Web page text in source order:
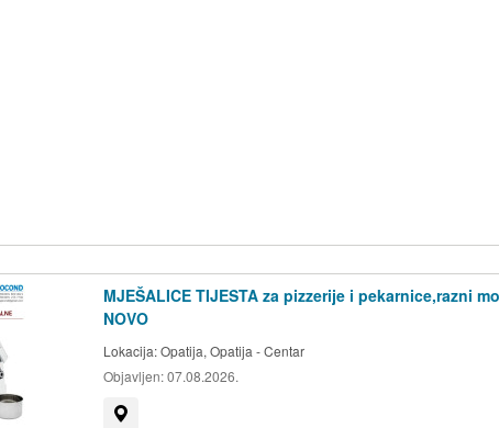
MJEŠALICE TIJESTA za pizzerije i pekarnice,razni
NOVO
Lokacija:Opatija, Opatija - Centar
Objavljen:07.08.2026.